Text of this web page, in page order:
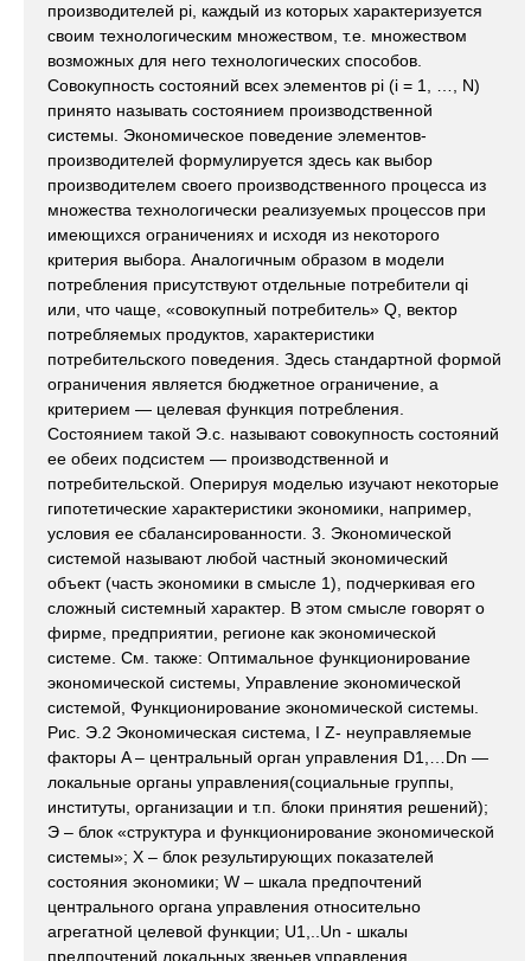
производителей pi, каждый из которых характеризуется
своим технологическим множеством, т.е. множеством
возможных для него технологических способов.
Совокупность состояний всех элементов pi (i = 1, …, N)
принято называть состоянием производственной
системы. Экономическое поведение элементов-
производителей формулируется здесь как выбор
производителем своего производственного процесса из
множества технологически реализуемых процессов при
имеющихся ограничениях и исходя из некоторого
критерия выбора. Аналогичным образом в модели
потребления присутствуют отдельные потребители qi
или, что чаще, «совокупный потребитель» Q, вектор
потребляемых продуктов, характеристики
потребительского поведения. Здесь стандартной формой
ограничения является бюджетное ограничение, а
критерием — целевая функция потребления.
Состоянием такой Э.с. называют совокупность состояний
ее обеих подсистем — производственной и
потребительской. Оперируя моделью изучают некоторые
гипотетические характеристики экономики, например,
условия ее сбалансированности. 3. Экономической
системой называют любой частный экономический
объект (часть экономики в смысле 1), подчеркивая его
сложный системный характер. В этом смысле говорят о
фирме, предприятии, регионе как экономической
системе. См. также: Оптимальное функционирование
экономической системы, Управление экономической
системой, Функционирование экономической системы.
Рис. Э.2 Экономическая система, I Z- неуправляемые
факторы A – центральный орган управления D1,…Dn —
локальные органы управления(социальные группы,
институты, организации и т.п. блоки принятия решений);
Э – блок «структура и функционирование экономической
системы»; Х – блок результирующих показателей
состояния экономики; W – шкала предпочтений
центрального органа управления относительно
агрегатной целевой функции; U1,..Un - шкалы
предпочтений локальных звеньев управления